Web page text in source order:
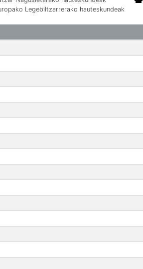
Legebiltzarrerako hauteskundeak